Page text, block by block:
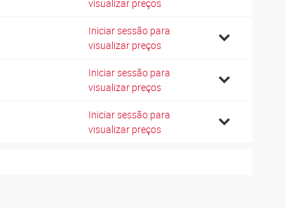
visualizar preços
Iniciar sessão para
visualizar preços
Iniciar sessão para
visualizar preços
Iniciar sessão para
visualizar preços